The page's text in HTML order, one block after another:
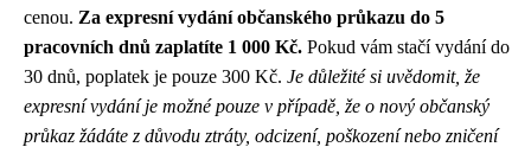
cenou. Za expresní vydání občanského průkazu do 5
pracovních dnů zaplatíte 1 000 Kč. Pokud vám stačí vydání do
30 dnů, poplatek je pouze 300 Kč. Je důležité si uvědomit, že
expresní vydání je možné pouze v případě, že o nový občanský
průkaz žádáte z důvodu ztráty, odcizení, poškození nebo zničení